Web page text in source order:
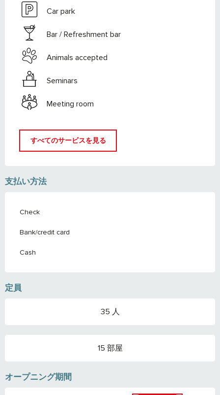
Car park
Bar / Refreshment bar
Animals accepted
Seminars
Meeting room
すべてのサービスを見る
支払い方法
Check
Bank/credit card
Cash
定員
35 人
15 部屋
オープニング期間